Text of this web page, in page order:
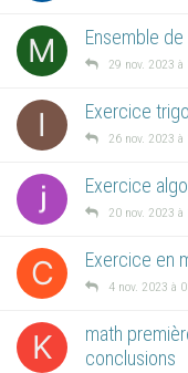
M Ensemble
29 nov. 2023 à
I Exercice
26 nov. 2023 à
Exercice
20 nov. 2023 à
C Exercice en
4 nov. 2023 à
K
math
conclusions